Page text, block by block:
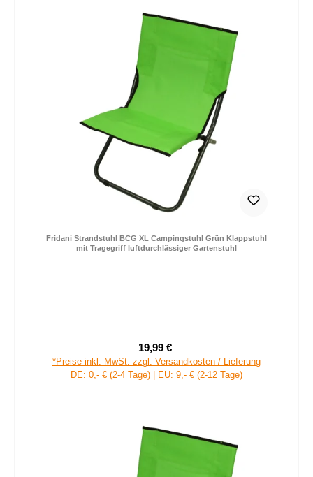
Fridani Strandstuhl BCG XL Campingstuhl Grün Klappstuhl
mit Tragegriff luftdurchlässiger Gartenstuhl
Verkaufspreis:
19,99 €
*Preise inkl. MwSt. zzgl. Versandkosten / Lieferung
DE: 0,- € (2-4 Tage) | EU: 9,- € (2-12 Tage)